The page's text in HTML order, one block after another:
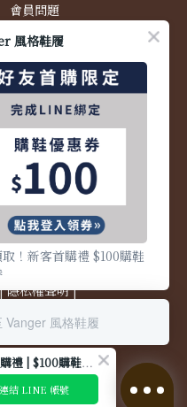
會員問題
配送問題
退換貨問題
商品問題
隱私權聲明|
風格鞋履
風格鞋履
！新客首購禮 $100購鞋
Vanger 風格鞋履
新客首購禮 | $100購鞋優惠券
連結 LINE 帳號